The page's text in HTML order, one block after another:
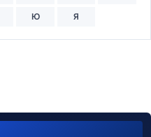
Ю Я